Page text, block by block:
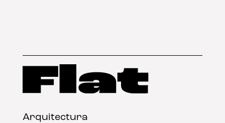
Arquitectura